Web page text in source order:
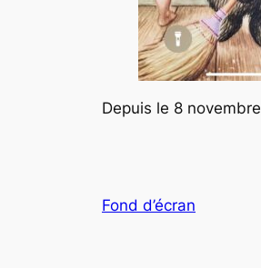
Depuis le 8 novembre
Fond d’écran